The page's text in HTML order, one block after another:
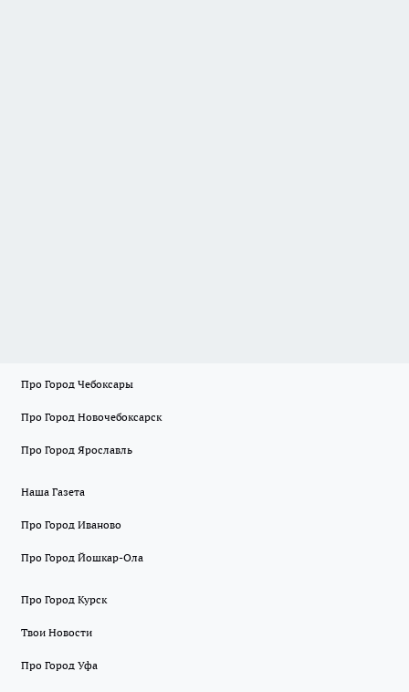
Про Город Чебоксары
Про Город Новочебоксарск
Про Город Ярославль
Наша Газета
Про Город Иваново
Про Город Йошкар-Ола
Про Город Курск
Твои Новости
Про Город Уфа